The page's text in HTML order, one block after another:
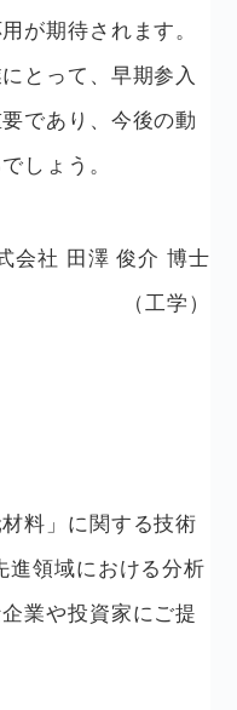
が期待されます。
とって、早期参入
であり、今後の動
しょう。
会社 田澤 俊介 博士
（工学）
料」に関する技術
進領域における分析
業や投資家にご提